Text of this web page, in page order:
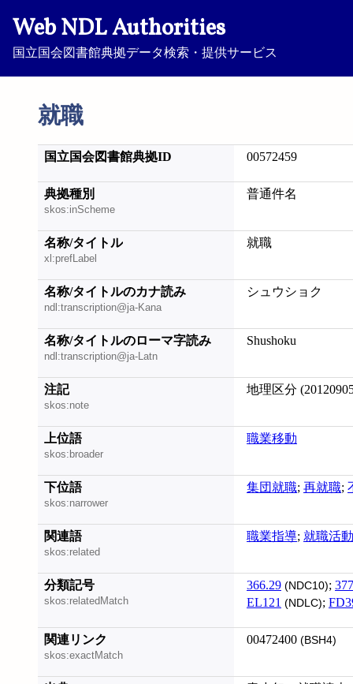
Web NDL Authorities
国立国会図書館典拠データ検索・提供サービス
就職
国立国会図書館典拠ID 00572459
典拠種別
skos:inScheme
普通件名
名称/タイトル
xl:prefLabel
就職
名称/タイトルのカナ読み
ndl:transcription@ja-Kana
シュウショク
名称/タイトルのローマ字読み
ndl:transcription@ja-Latn
Shushoku
注記
skos:note
地理区分
上位語
skos:broader
職業移動
下位語
skos:narrower
集団就職; 再就職;
関連語
skos:related
職業指導; 就職活動
分類記号
skos:relatedMatch
366.29 (NDC10);
EL121 (NDLC);
関連リンク
skos:exactMatch
00472400 (BSH4)